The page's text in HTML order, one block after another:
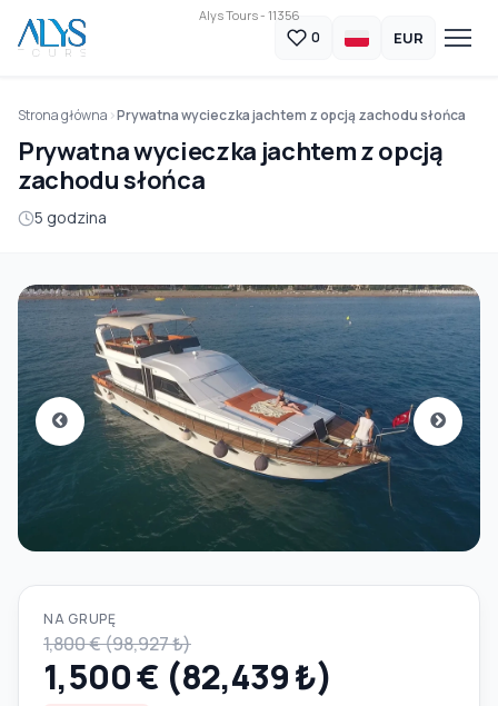
Alys Tours - 11356
0 EUR
Strona główna Prywatna wycieczka jachtem z opcją zachodu słońca
Prywatna wycieczka jachtem z opcją
zachodu słońca
5 godzina
NA GRUPĘ
1,800 € (98,927 ₺)
1,500 € (82,439 ₺)